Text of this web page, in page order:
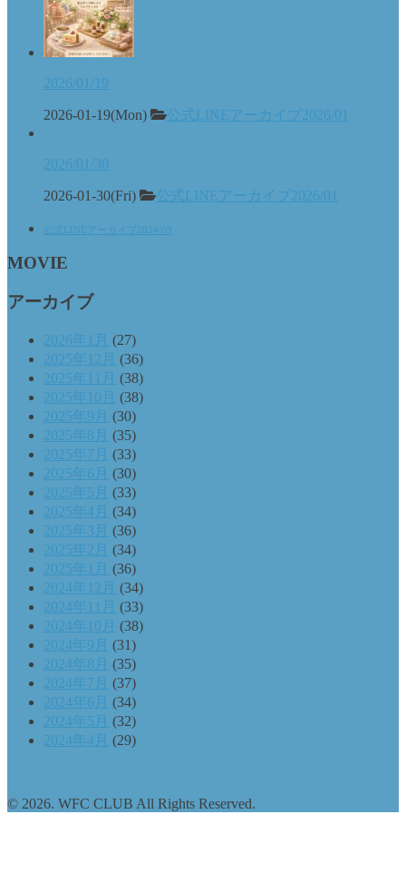
2026/01/19
2026-01-19(Mon) 公式LINEアーカイブ2026/01
2026/01/30
2026-01-30(Fri) 公式LINEアーカイブ2026/01
公式LINEアーカイブ2024/09
MOVIE
アーカイブ
2026年1月 (27)
2025年12月 (36)
2025年11月 (38)
2025年10月 (38)
2025年9月 (30)
2025年8月 (35)
2025年7月 (33)
2025年6月 (30)
2025年5月 (33)
2025年4月 (34)
2025年3月 (36)
2025年2月 (34)
2025年1月 (36)
2024年12月 (34)
2024年11月 (33)
2024年10月 (38)
2024年9月 (31)
2024年8月 (35)
2024年7月 (37)
2024年6月 (34)
2024年5月 (32)
2024年4月 (29)
© 2026. WFC CLUB All Rights Reserved.